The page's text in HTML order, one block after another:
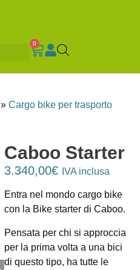
0
» Cargo bike per trasporto
Caboo Starter
3.340,00€ IVA inclusa
Entra nel mondo cargo bike
con la Bike starter di Caboo.
Pensata per chi si approccia
per la prima volta a una bici
di questo tipo, ha tutte le